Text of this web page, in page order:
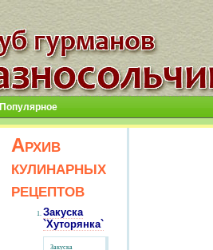
Популярное
Архив
кулинарных
рецептов
Закуска
`Хуторянка`
Закуска